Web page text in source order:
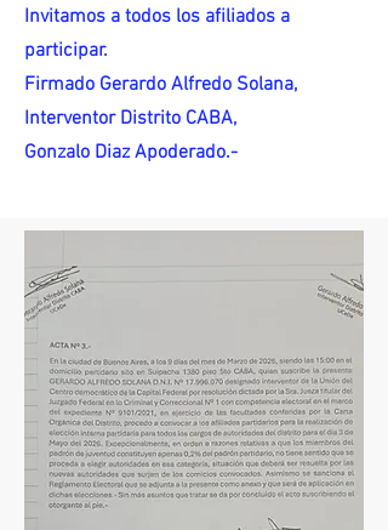
Invitamos a todos los afiliados a
participar.
Firmado Gerardo Alfredo Solana,
Interventor Distrito CABA,
Gonzalo Diaz Apoderado.-